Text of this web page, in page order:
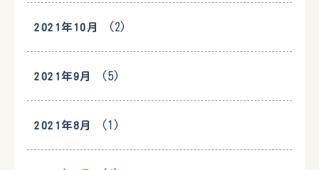
2021年10月 (2)
2021年9月 (5)
2021年8月 (1)